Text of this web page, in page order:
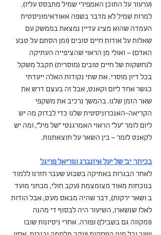
(ערעור על התוכן האמפירי שמיל מתבסס עליו).
למרות שמיל לא מדבר בשפה אאודאימוניסטית
העמדה שהוא מציג עדיין נמצאת בממשק עם
שאלות על אודות חיים טובים (ומן הסתם על טבע
האדם) – ואולי מן הראוי שהציפייה העתיקה
לנחשקות של חיים טובים (מוסרית) תקבל משקל
בכל דיון מוסרי. את שתי נקודות האלה ייעדתי
כגשר אחד ליום וקאנט, אבל זה בעצם דרש את
שאר הזמן שלנו. בהמשך נרכיב את משקפי
הקריאה-האנכרוניסטית שלנו כדי לבדוק מה יש
ליום לומר "על" הראוי האמרגנטי "של מיל", ומה יש
לקאנט לומר – בין השאר על תוצאתנות.
בכיתה יב' של יעל איזנברג ונוריאל פריגל
לאחר הבגרות באתיקה בשבוע שעבר חזרנו ללמוד
בנוכחות מאוד מצומצמת (עקב חולי, מבחני מועד
ב ושאר ירקות), דבר שהיה מבאס מעט, אבל הודות
לאלו שנשארו, השיעור היה לבסוף די מהנה
(ומקווה גם בשבילן) ופורה. אחרי ניסיונות שובו